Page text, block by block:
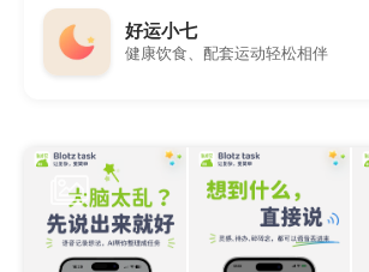
好运小七
健康饮食、配套运动轻松相伴